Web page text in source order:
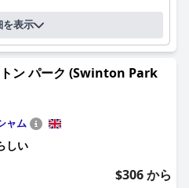
ューと、素晴らしいアラカルト
魅力的なスタッフによって楽しい
った体験として強調されていま
みであり、広々として静かで、
きベッドなどの高級家具で贅沢
す。歴史的な名前が付けられた
晴らしい景色を提供し、思い出
体の細心の注意を払った清潔さ
ンで美しいバスルームが、贅沢
を表示
ン パーク (Swinton Park
ャム
しい
$306 から